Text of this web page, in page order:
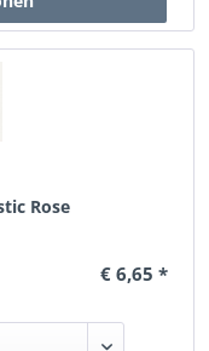
Rose
€ 6,65 *